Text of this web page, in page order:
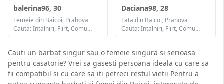
balerina96, 30
Femeie din Baicoi, Prahova
Cauta: Intalniri, Flirt, Comunicare / chat, Prietenie, Casatorie
Daciana98, 28
Fata din Baicoi, Prahova
Cauta: Intalniri, Flirt, Comunicare / chat, Prietenie, Casatorie
Cauti un barbat singur sau o femeie singura si serioasa
pentru casatorie? Vrei sa gasesti persoana ideala cu care sa
fii compatibil si cu care sa iti petreci restul vietii Pentru a